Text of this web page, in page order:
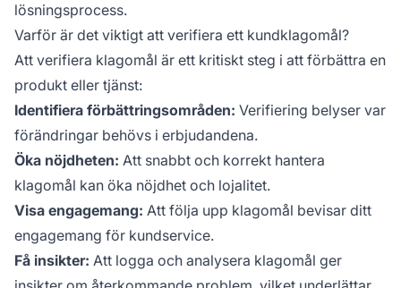
lösningsprocess.
Varför är det viktigt att verifiera ett kundklagomål?
Att verifiera klagomål är ett kritiskt steg i att förbättra en
produkt eller tjänst:
Identifiera förbättringsområden: Verifiering belyser var
förändringar behövs i erbjudandena.
Öka nöjdheten: Att snabbt och korrekt hantera
klagomål kan öka nöjdhet och lojalitet.
Visa engagemang: Att följa upp klagomål bevisar ditt
engagemang för kundservice.
Få insikter: Att logga och analysera klagomål ger